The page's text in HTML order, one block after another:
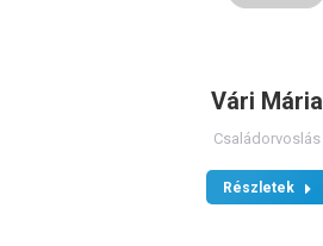
Vári Mária
Családorvoslás
Részletek